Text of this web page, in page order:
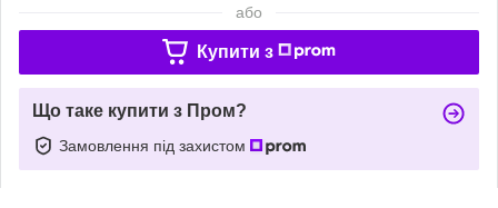
або
Купити з
Що таке купити з Пром?
Замовлення під захистом